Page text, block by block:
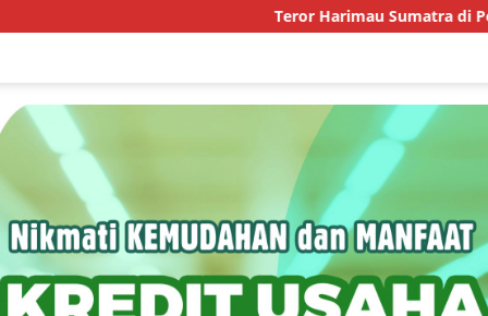
Teror Harimau Sumatra di Permukiman Aceh